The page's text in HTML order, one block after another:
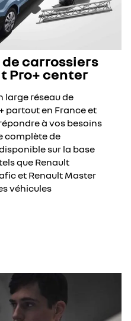
carrossiers
Pro+ center
large réseau de
partout en France et
à vos besoins
complète de
sur la base
que Renault
et Renault Master
véhicules